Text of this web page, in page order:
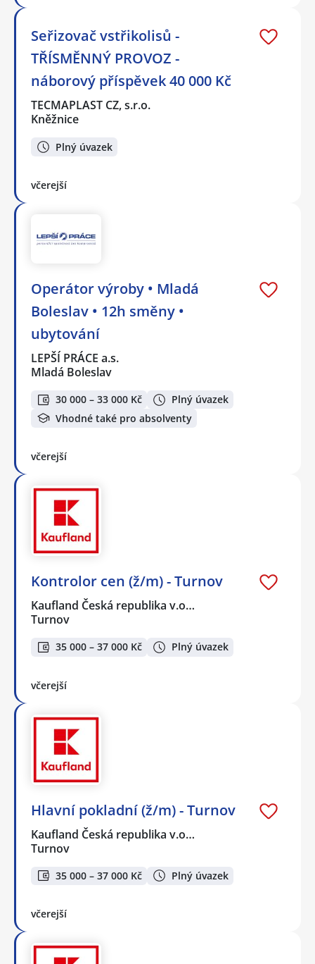
Seřizovač vstřikolisů -
TŘÍSMĚNNÝ PROVOZ -
náborový příspěvek 40 000 Kč
TECMAPLAST CZ, s.r.o.
Kněžnice
Plný úvazek
včerejší
Operátor výroby • Mladá
Boleslav • 12h směny •
ubytování
LEPŠÍ PRÁCE a.s.
Mladá Boleslav
30 000 – 33 000 Kč
Plný úvazek
Vhodné také pro absolventy
včerejší
Kontrolor cen (ž/m) - Turnov
Kaufland Česká republika v.o…
Turnov
35 000 – 37 000 Kč Plný úvazek
včerejší
Hlavní pokladní (ž/m) - Turnov
Kaufland Česká republika v.o…
Turnov
35 000 – 37 000 Kč Plný úvazek
včerejší